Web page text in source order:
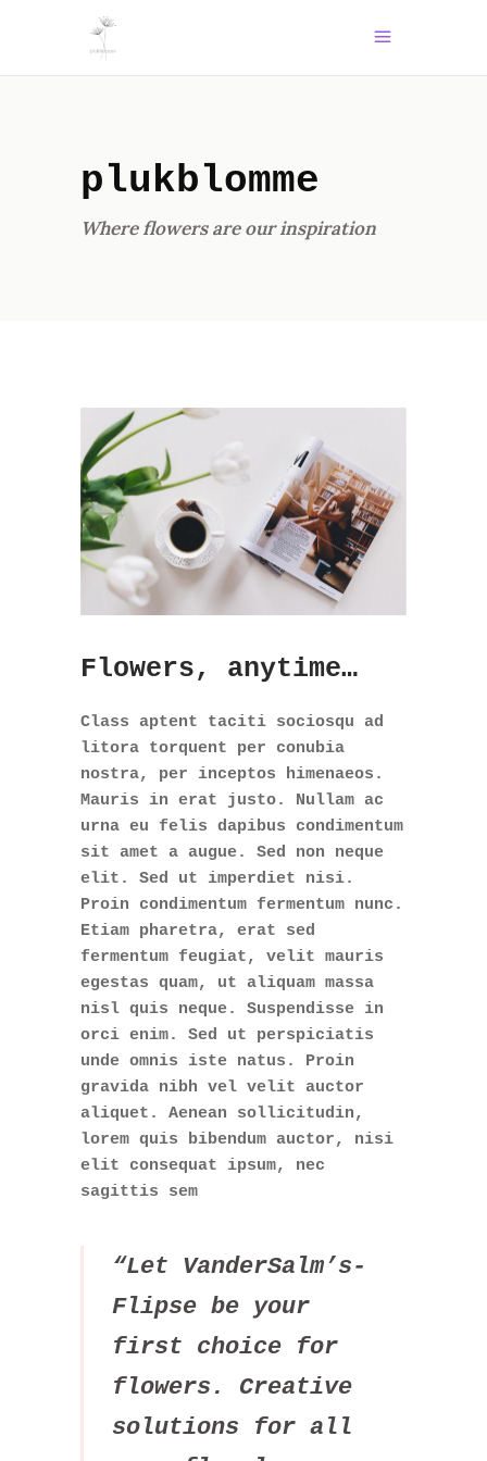
plukblomme
Where flowers are our inspiration
Flowers, anytime…
Class aptent taciti sociosqu ad
litora torquent per conubia
nostra, per inceptos himenaeos.
Mauris in erat justo. Nullam ac
urna eu felis dapibus condimentum
sit amet a augue. Sed non neque
elit. Sed ut imperdiet nisi.
Proin condimentum fermentum nunc.
Etiam pharetra, erat sed
fermentum feugiat, velit mauris
egestas quam, ut aliquam massa
nisl quis neque. Suspendisse in
orci enim. Sed ut perspiciatis
unde omnis iste natus. Proin
gravida nibh vel velit auctor
aliquet. Aenean sollicitudin,
lorem quis bibendum auctor, nisi
elit consequat ipsum, nec
sagittis sem
“Let VanderSalm’s-
Flipse be your
first choice for
flowers. Creative
solutions for all